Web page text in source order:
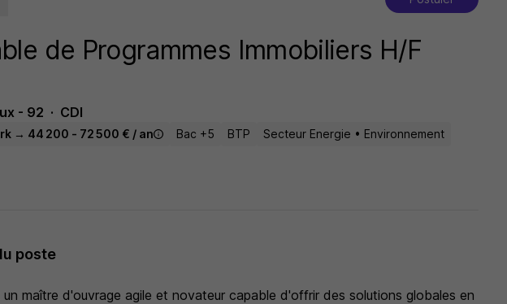
de Programmes Immobiliers H/F
- 92
CDI
→ 44 200 - 72 500 € / an Bac +5 BTP
Secteur Energie • Environnement
poste
un maître d'ouvrage agile et novateur capable d'offrir des solutions globales en